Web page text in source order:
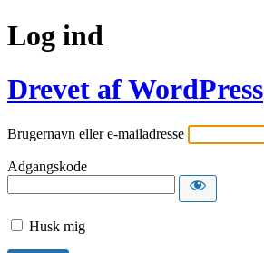
Log ind
Drevet af WordPress
Brugernavn eller e-mailadresse
Adgangskode
Husk mig